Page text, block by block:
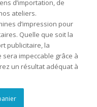
d’importation, de
ateliers.
d’impression pour
Quelle que soit la
publicitaire, la
impeccable grâce à
un résultat adéquat à